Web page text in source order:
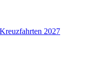
Kreuzfahrten 2027